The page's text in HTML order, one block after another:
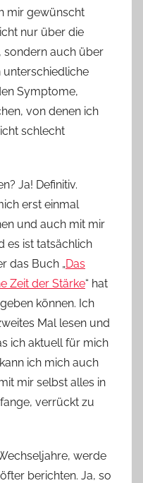
mir gewünscht
nur über die
sondern auch über
unterschiedliche
Symptome,
von denen ich
schlecht
Ja! Definitiv.
erst einmal
und auch mit mir
es ist tatsächlich
das Buch „Das
Zeit der Stärke“ hat
können. Ich
Mal lesen und
ich aktuell für mich
ich mich auch
mir selbst alles in
verrückt zu
werde
berichten. Ja, so